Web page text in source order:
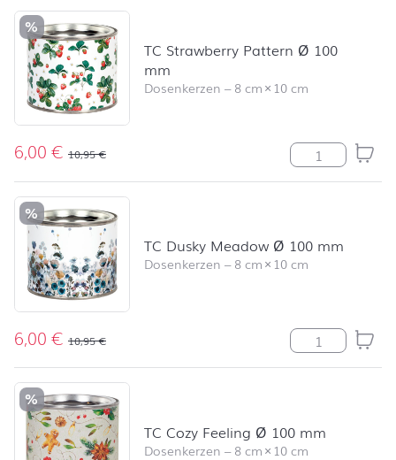
Produktliste überspringen und zum Filter springen
%
TC Strawberry Pattern Ø 100
mm
Dosenkerzen –8 cm× 10 cm
6,00€ 10,95€ TC Strawberry
%
TC Dusky Meadow Ø 100 mm
Dosenkerzen –8 cm× 10 cm
6,00€ 10,95€ TC Dusky
%
TC Cozy Feeling Ø 100 mm
Dosenkerzen –8 cm× 10 cm